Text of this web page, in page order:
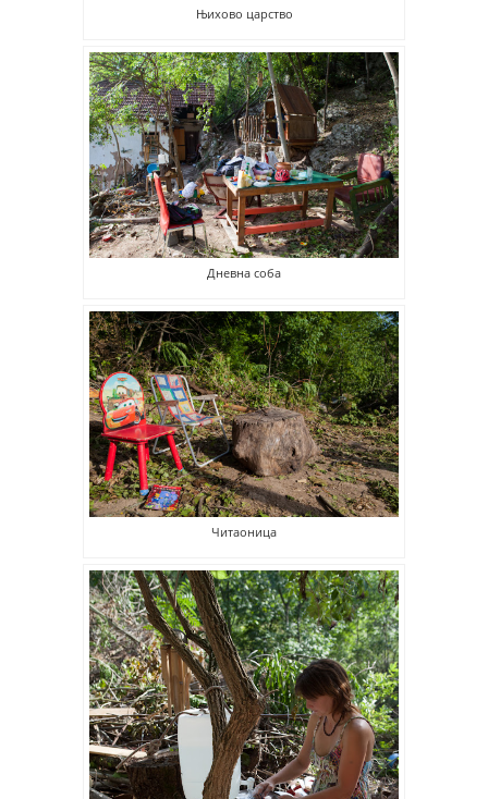
Њихово царство
Дневна соба
Читаоница